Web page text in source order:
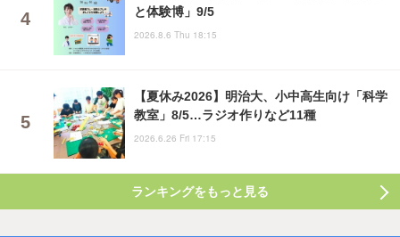
と体験博」9/5
2026.8.6 Thu 18:15
【夏休み2026】明治大、小中高生向け「科学
教室」8/5…ラジオ作りなど11種
2026.6.26 Fri 17:15
ランキングをもっと見る